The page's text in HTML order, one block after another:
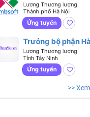
Lương Thương lượng
Thành phố Hà Nội
Ứng tuyển
Trưởng bộ phận
chính (CĐT, làm
tại Long An, có xe
đón tại HCM)
Lương Thương lượng
Tỉnh Tây Ninh
Ứng tuyển
>>